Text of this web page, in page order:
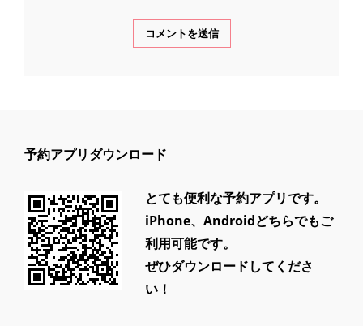
予約アプリダウンロード
とても便利な予約アプリです。
iPhone、Androidどちらでもご
利用可能です。
ぜひダウンロードしてくださ
い！